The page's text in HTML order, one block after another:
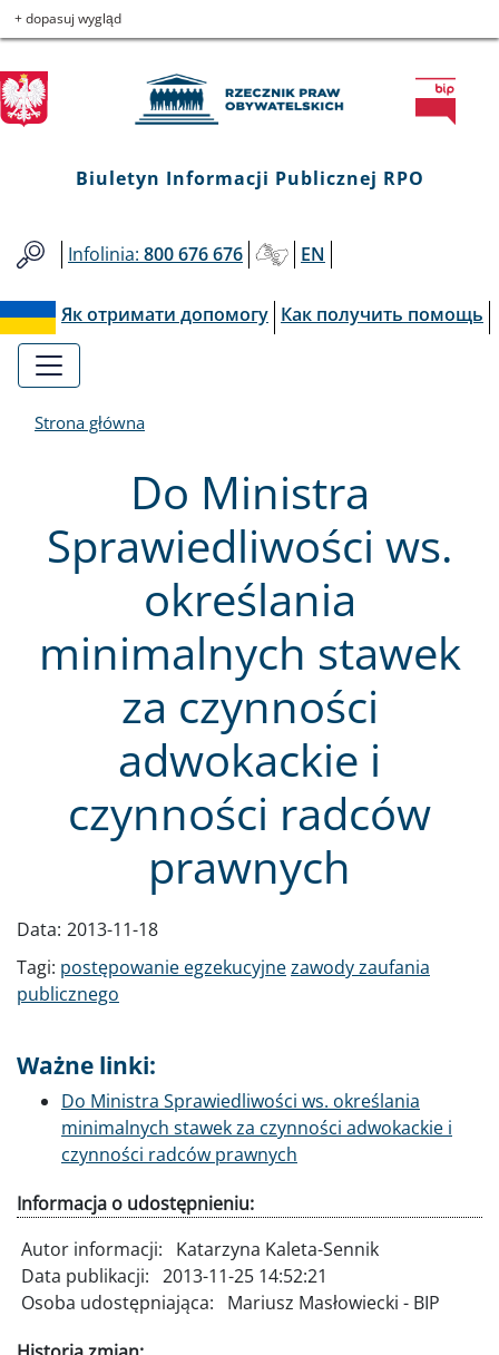
Przejdź
do
menu
głównego
Przejdź
do
treści
Przejdź
to
informacji
o
kontakcie
Przejdź
do
mapy
serwisu
Biuletyn
Informacji
Publicznej
RPO
+ dopasuj wygląd
Biuletyn Informacji Publicznej RPO
Infolinia: 800 676 676 EN
Як отримати допомогу Как получить помощь
Strona główna
Do Ministra
Sprawiedliwości ws.
określania
minimalnych stawek
za czynności
adwokackie i
czynności radców
prawnych
Data: 2013-11-18
Tagi: postępowanie egzekucyjnezawody zaufania
publicznego
Ważne linki:
Do Ministra Sprawiedliwości ws. określania
minimalnych stawek za czynności adwokackie i
czynności radców prawnych
Informacja o udostępnieniu:
Autor informacji:
Katarzyna Kaleta-Sennik
Data publikacji: 2013-11-25 14:52:21
Osoba udostępniająca:
Mariusz Masłowiecki - BIP